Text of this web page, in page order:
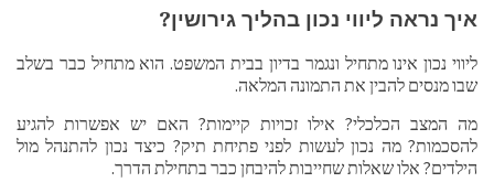
איך נראה ליווי נכון בהליך גירושין?
ליווי נכון אינו מתחיל ונגמר בדיון בבית המשפט. הוא מתחיל כבר בשלב
שבו מנסים להבין את התמונה המלאה.
מה המצב הכלכלי? אילו זכויות קיימות? האם יש אפשרות להגיע
להסכמות? מה נכון לעשות לפני פתיחת תיק? כיצד נכון להתנהל מול
הילדים? אלו שאלות שחייבות להיבחן כבר בתחילת הדרך.